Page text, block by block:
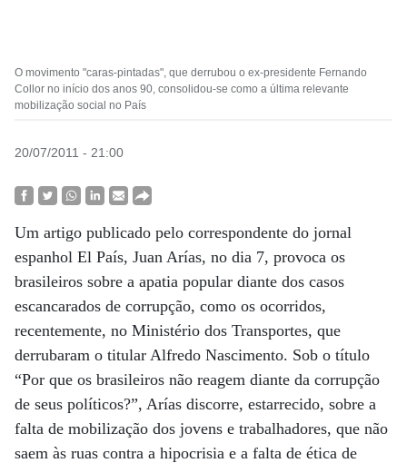
O movimento "caras-pintadas", que derrubou o ex-presidente Fernando
Collor no início dos anos 90, consolidou-se como a última relevante
mobilização social no País
20/07/2011 - 21:00
Um artigo publicado pelo correspondente do jornal
espanhol El País, Juan Arías, no dia 7, provoca os
brasileiros sobre a apatia popular diante dos casos
escancarados de corrupção, como os ocorridos,
recentemente, no Ministério dos Transportes, que
derrubaram o titular Alfredo Nascimento. Sob o título
“Por que os brasileiros não reagem diante da corrupção
de seus políticos?”, Arías discorre, estarrecido, sobre a
falta de mobilização dos jovens e trabalhadores, que não
saem às ruas contra a hipocrisia e a falta de ética de